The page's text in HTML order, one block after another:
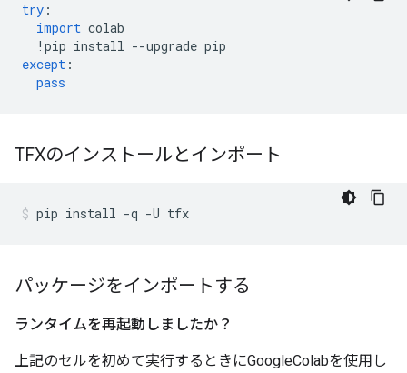
try :
import colab
! pip install --upgrade pip
except :
pass
TFXのインストールとインポート
pip install -q -U tfx
パッケージをインポートする
ランタイムを再起動しましたか？
上記のセルを初めて実行するときにGoogleColabを使用し